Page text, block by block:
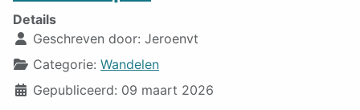
Details
Geschreven door: Jeroenvt
Categorie: Wandelen
Gepubliceerd: 09 maart 2026